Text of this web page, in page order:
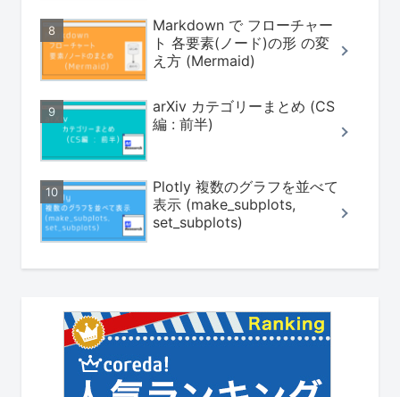
Markdown で フローチャー
ト 各要素(ノード)の形 の変
え方 (Mermaid)
arXiv カテゴリーまとめ (CS
編 : 前半)
Plotly 複数のグラフを並べて
表示 (make_subplots,
set_subplots)